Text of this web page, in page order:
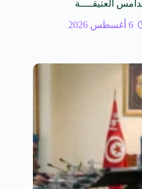
العتيقــــة
6 أغسطس 2026